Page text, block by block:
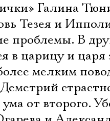
Галина
Тезея и
проблемы. В
в царицу и царя
мелким
от второго.